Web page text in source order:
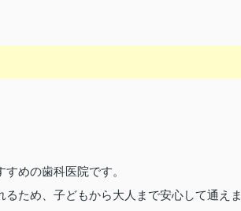
めの歯科医院です。
ため、子どもから大人まで安心して通えま